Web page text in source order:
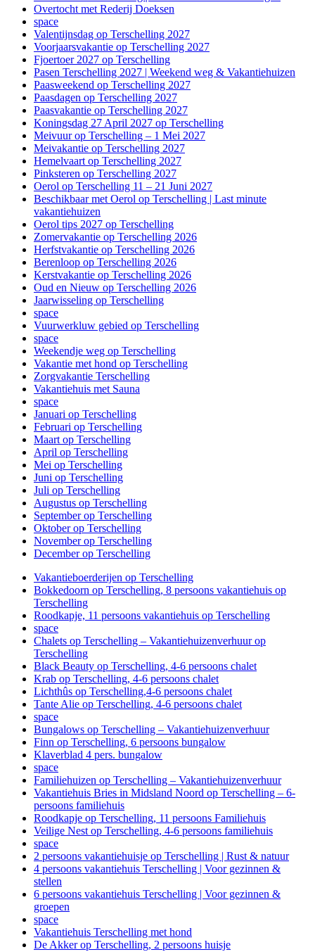
Overtocht met Rederij Doeksen
space
Valentijnsdag op Terschelling 2027
Voorjaarsvakantie op Terschelling 2027
Fjoertoer 2027 op Terschelling
Pasen Terschelling 2027 | Weekend weg & Vakantiehuizen
Paasweekend op Terschelling 2027
Paasdagen op Terschelling 2027
Paasvakantie op Terschelling 2027
Koningsdag 27 April 2027 op Terschelling
Meivuur op Terschelling – 1 Mei 2027
Meivakantie op Terschelling 2027
Hemelvaart op Terschelling 2027
Pinksteren op Terschelling 2027
Oerol op Terschelling 11 – 21 Juni 2027
Beschikbaar met Oerol op Terschelling | Last minute
vakantiehuizen
Oerol tips 2027 op Terschelling
Zomervakantie op Terschelling 2026
Herfstvakantie op Terschelling 2026
Berenloop op Terschelling 2026
Kerstvakantie op Terschelling 2026
Oud en Nieuw op Terschelling 2026
Jaarwisseling op Terschelling
space
Vuurwerkluw gebied op Terschelling
space
Weekendje weg op Terschelling
Vakantie met hond op Terschelling
Zorgvakantie Terschelling
Vakantiehuis met Sauna
space
Januari op Terschelling
Februari op Terschelling
Maart op Terschelling
April op Terschelling
Mei op Terschelling
Juni op Terschelling
Juli op Terschelling
Augustus op Terschelling
September op Terschelling
Oktober op Terschelling
November op Terschelling
December op Terschelling
Vakantieboerderijen op Terschelling
Bokkedoorn op Terschelling, 8 persoons vakantiehuis op
Terschelling
Roodkapje, 11 persoons vakantiehuis op Terschelling
space
Chalets op Terschelling – Vakantiehuizenverhuur op
Terschelling
Black Beauty op Terschelling, 4-6 persoons chalet
Krab op Terschelling, 4-6 persoons chalet
Lichthûs op Terschelling,4-6 persoons chalet
Tante Alie op Terschelling, 4-6 persoons chalet
space
Bungalows op Terschelling – Vakantiehuizenverhuur
Finn op Terschelling, 6 persoons bungalow
Klaverblad 4 pers. bungalow
space
Familiehuizen op Terschelling – Vakantiehuizenverhuur
Vakantiehuis Bries in Midsland Noord op Terschelling – 6-
persoons familiehuis
Roodkapje op Terschelling, 11 persoons Familiehuis
Veilige Nest op Terschelling, 4-6 persoons familiehuis
space
2 persoons vakantiehuisje op Terschelling | Rust & natuur
4 persoons vakantiehuis Terschelling | Voor gezinnen &
stellen
6 persoons vakantiehuis Terschelling | Voor gezinnen &
groepen
space
Vakantiehuis Terschelling met hond
De Akker op Terschelling, 2 persoons huisje